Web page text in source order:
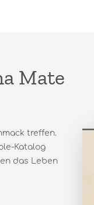
Mate
treffen.
Katalog
das Leben